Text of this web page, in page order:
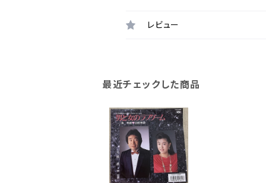
レビュー
最近チェックした商品